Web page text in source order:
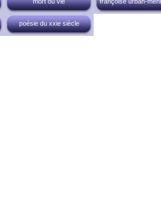
poésie du xxie siècle